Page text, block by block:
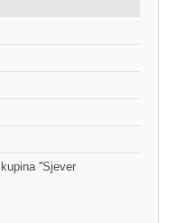
''Sjever